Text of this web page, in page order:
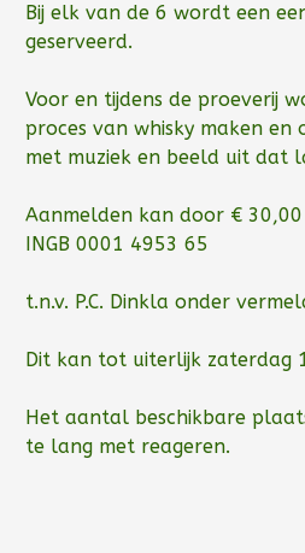
Bij elk van de 6 wordt een
geserveerd.
Voor en tijdens de proeverij
proces van whisky maken
met muziek en beeld uit dat
Aanmelden kan door €
INGB 0001 4953 65
t.n.v. P.C. Dinkla onder
Dit kan tot uiterlijk zaterdag
Het aantal beschikbare
te lang met reageren.